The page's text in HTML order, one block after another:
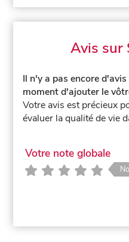
Avis sur
Il n'y a pas encore
moment d'ajouter le
Votre avis est précieux
évaluer la qualité de vie
Votre note globale